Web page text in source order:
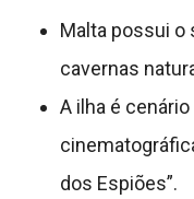
Malta possui o
cavernas
A ilha é
dos Espiões”.